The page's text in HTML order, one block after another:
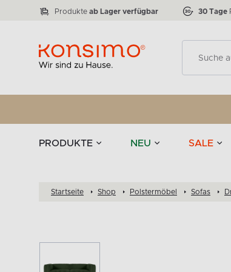
Produkte ab Lager verfügbar 30 Tage
PRODUKTE NEU SALE
zu 50 %
VICTO Anzahl der Produkte:77
ELEGANT Anzahl der Produkte:888
Startseite Shop Polstermöbel Sofas